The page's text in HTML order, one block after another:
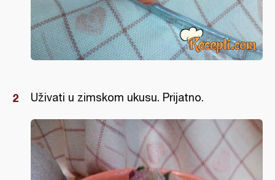
Uživati u zimskom ukusu. Prijatno.